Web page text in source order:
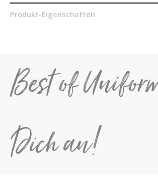
Produkt-Eigenschaften
Best of
Dich an!